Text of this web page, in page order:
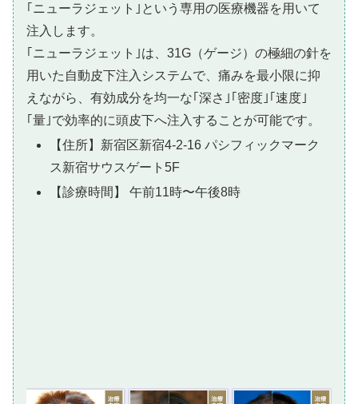
｢ニューラジェット｣という専用の医療機器を用いて
注入します。
｢ニューラジェット｣は、31G（ゲージ）の極細の針を
用いた自動皮下注入システムで、痛みを最小限に抑
えながら、有効成分を均一な｢深さ｣｢密度｣｢速度｣
｢量｣で効率的に頭皮下へ注入することが可能です。
【住所】新宿区新宿4-2-16 パシフィックマーク
ス新宿サウスゲート5F
【診療時間】 午前11時〜午後8時